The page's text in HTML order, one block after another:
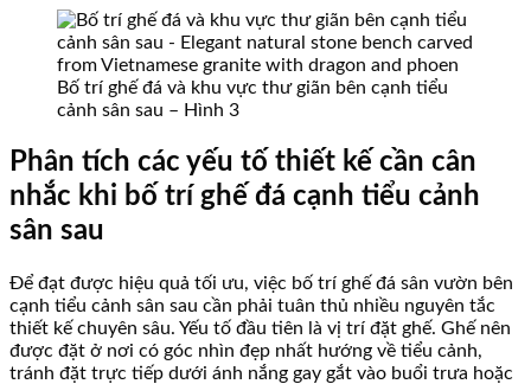
Bố trí ghế đá và khu vực thư giãn bên cạnh tiểu
cảnh sân sau – Hình 3
Phân tích các yếu tố thiết kế cần cân
nhắc khi bố trí ghế đá cạnh tiểu cảnh
sân sau
Để đạt được hiệu quả tối ưu, việc bố trí ghế đá sân vườn bên
cạnh tiểu cảnh sân sau cần phải tuân thủ nhiều nguyên tắc
thiết kế chuyên sâu. Yếu tố đầu tiên là vị trí đặt ghế. Ghế nên
được đặt ở nơi có góc nhìn đẹp nhất hướng về tiểu cảnh,
tránh đặt trực tiếp dưới ánh nắng gay gắt vào buổi trưa hoặc